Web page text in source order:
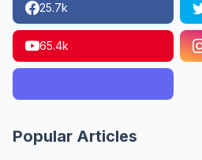
25.7k
65.4k
Popular Articles